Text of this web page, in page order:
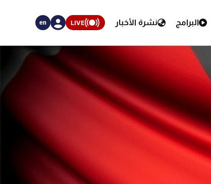
البرامج نشرة الأخبار LIVE
en